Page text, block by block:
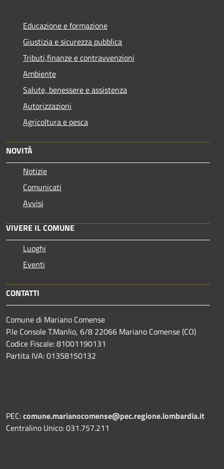
Educazione e formazione
Giustizia e sicurezza pubblica
Tributi,finanze e contravvenzioni
Ambiente
Salute, benessere e assistenza
Autorizzazioni
Agricoltura e pesca
NOVITÀ
Notizie
Comunicati
Avvisi
VIVERE IL COMUNE
Luoghi
Eventi
CONTATTI
Comune di Mariano Comense
P.le Console T.Manlio, 6/8 22066 Mariano Comense (CO)
Codice Fiscale: 81001190131
Partita IVA: 01358150132
PEC:comune.marianocomense@pec.regione.lombardia.it
Centralino Unico: 031.757.211